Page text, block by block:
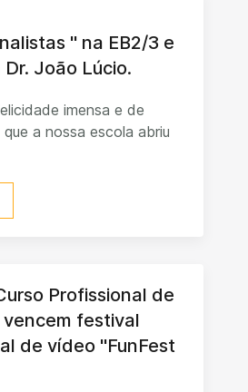
" na EB2/3 e
João Lúcio.
imensa e de
a nossa escola abriu
Profissional de
festival
de vídeo "FunFest